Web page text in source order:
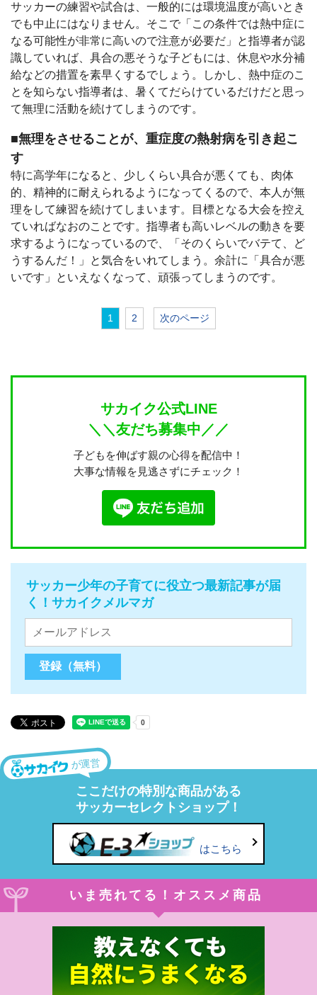
サッカーの練習や試合は、一般的には環境温度が高いとき
でも中止にはなりません。そこで「この条件では熱中症に
なる可能性が非常に高いので注意が必要だ」と指導者が認
識していれば、具合の悪そうな子どもには、休息や水分補
給などの措置を素早くするでしょう。しかし、熱中症のこ
とを知らない指導者は、暑くてだらけているだけだと思っ
て無理に活動を続けてしまうのです。
■無理をさせることが、重症度の熱射病を引き起こ
す
特に高学年になると、少しくらい具合が悪くても、肉体
的、精神的に耐えられるようになってくるので、本人が無
理をして練習を続けてしまいます。目標となる大会を控え
ていればなおのことです。指導者も高いレベルの動きを要
求するようになっているので、「そのくらいでバテて、ど
うするんだ！」と気合をいれてしまう。余計に「具合が悪
いです」といえなくなって、頑張ってしまうのです。
1 2 次のページ
サカイク公式LINE
＼＼友だち募集中／／
子どもを伸ばす親の心得を配信中！
大事な情報を見逃さずにチェック！
サッカー少年の子育てに役立つ最新記事が届
く！サカイクメルマガ
が運営
ここだけの特別な商品がある
サッカーセレクトショップ！
はこちら
いま売れてる！オススメ商品